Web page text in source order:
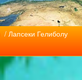
/ Лапсеки Гелиболу